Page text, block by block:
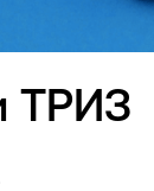
ТРИЗ